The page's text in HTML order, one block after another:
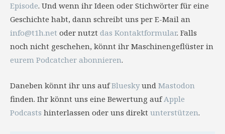
Episode. Und wenn ihr Ideen oder Stichwörter für eine
Geschichte habt, dann schreibt uns per E-Mail an
info@t1h.net oder nutzt das Kontaktformular. Falls
noch nicht geschehen, könnt ihr Maschinengeflüster in
eurem Podcatcher abonnieren.
Daneben könnt ihr uns aufBlueskyund Mastodon
finden. Ihr könnt uns eine Bewertung aufApple
Podcasts hinterlassen oder uns direkt unterstützen.